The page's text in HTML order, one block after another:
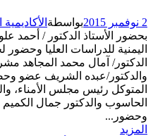
2 نوفمبر 2015 بواسطة الأكاديمية
بحضور الأستاذ الدكتور / أحمد
اليمنية للدراسات العليا وحضور
الدكتور/ آمال محمد المجاهد
والدكتور/عبده الشريف عضو
المتوكل رئيس مجلس الأمناء،
الحاسوب والدكتور جمال الكميم
وحضور...
المزيد